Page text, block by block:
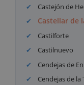
Castejón de
Castellar de
Castilforte
Castilnuevo
Cendejas de
Cendejas de la